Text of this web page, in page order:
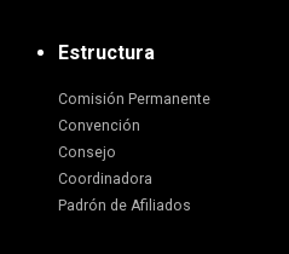
Estructura
Comisión Permanente
Convención
Consejo
Coordinadora
Padrón de Afiliados